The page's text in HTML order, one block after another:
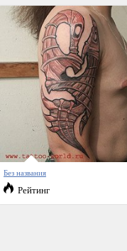
Без названия
Рейтинг